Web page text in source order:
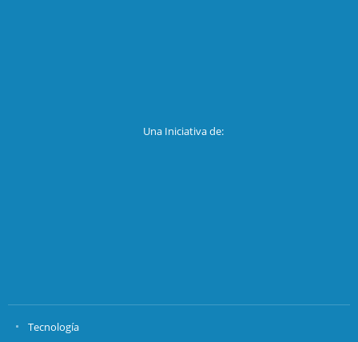
Una Iniciativa de:
Tecnología